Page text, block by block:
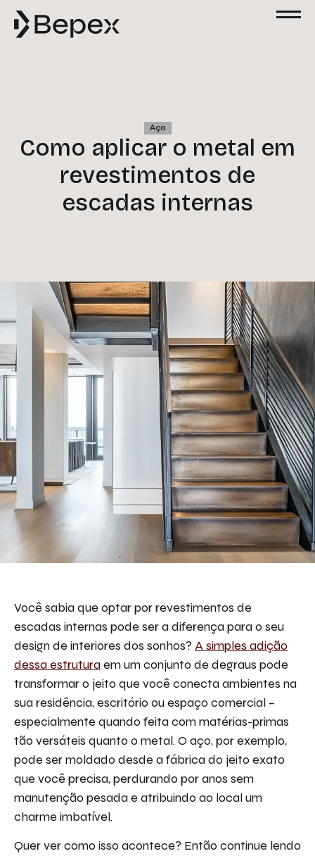
Aço
Como aplicar o metal em
revestimentos de
escadas internas
Você sabia que optar por revestimentos de
escadas internas pode ser a diferença para o seu
design de interiores dos sonhos? A simples adição
dessa estruturaem um conjunto de degraus pode
transformar o jeito que você conecta ambientes na
sua residência, escritório ou espaço comercial –
especialmente quando feita com matérias-primas
tão versáteis quanto o metal. O aço, por exemplo,
pode ser moldado desde a fábrica do jeito exato
que você precisa, perdurando por anos sem
manutenção pesada e atribuindo ao local um
charme imbatível.
Quer ver como isso acontece? Então continue lendo